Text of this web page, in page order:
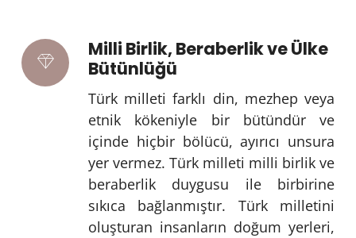
Milli Birlik, Beraberlik ve Ülke
Bütünlüğü
Türk milleti farklı din, mezhep veya
etnik kökeniyle bir bütündür ve
içinde hiçbir bölücü, ayırıcı unsura
yer vermez. Türk milleti milli birlik ve
beraberlik duygusu ile birbirine
sıkıca bağlanmıştır. Türk milletini
oluşturan insanların doğum yerleri,